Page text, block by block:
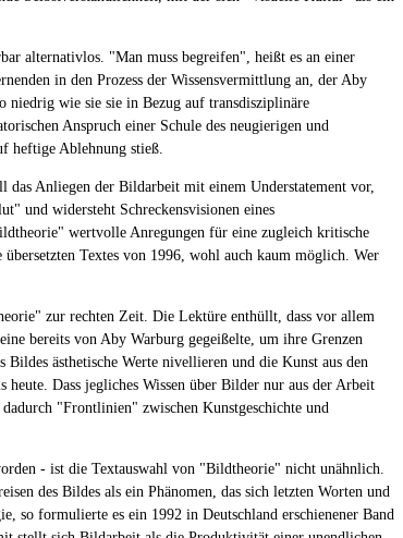
alternativlos. "Man muss begreifen", heißt es an einer
in den Prozess der Wissensvermittlung an, der Aby
niedrig wie sie sie in Bezug auf transdisziplinäre
Anspruch einer Schule des neugierigen und
heftige Ablehnung stieß.
Anliegen der Bildarbeit mit einem Understatement vor,
und widersteht Schreckensvisionen eines
wertvolle Anregungen für eine zugleich kritische
Textes von 1996, wohl auch kaum möglich. Wer
zur rechten Zeit. Die Lektüre enthüllt, dass vor allem
bereits von Aby Warburg gegeißelte, um ihre Grenzen
ästhetische Werte nivellieren und die Kunst aus den
Dass jegliches Wissen über Bilder nur aus der Arbeit
"Frontlinien" zwischen Kunstgeschichte und
- ist die Textauswahl von "Bildtheorie" nicht unähnlich.
des Bildes als ein Phänomen, das sich letzten Worten und
so formulierte es ein 1992 in Deutschland erschienener Band